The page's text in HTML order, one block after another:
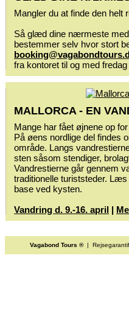
Mangler du at finde den helt
Så glæd dine nærmeste
bestemmer selv hvor stort
fra kontoret til og med
MALLORCA - EN
Mange har fået øjnene op
På øens nordlige del findes
område. Langs
sten såsom stendiger,
Vandrestierne går gennem
traditionelle turiststeder.
base ved kysten.
Vandring d. 9.-16. april |
Vagabond Tours ®|